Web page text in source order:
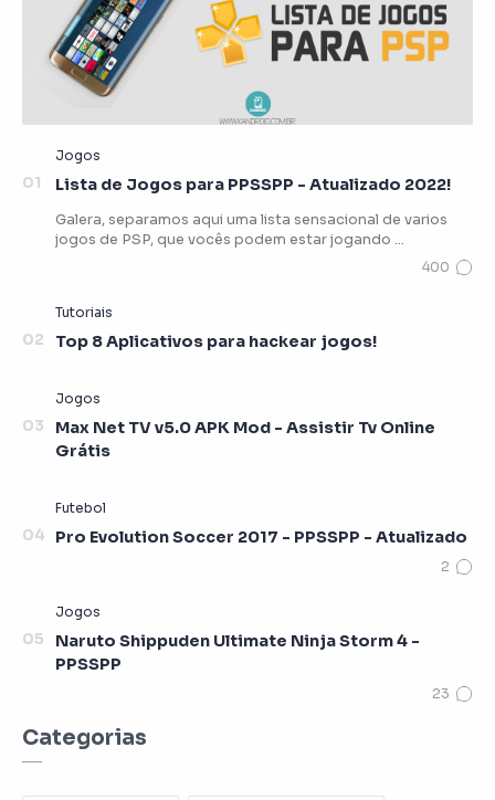
Lista de Jogos para PPSSPP - Atualizado 2022!
Galera, separamos aqui uma lista sensacional de varios
jogos de PSP, que vocês podem estar jogando …
Top 8 Aplicativos para hackear jogos!
Max Net TV v5.0 APK Mod - Assistir Tv Online
Grátis
Pro Evolution Soccer 2017 - PPSSPP - Atualizado
Naruto Shippuden Ultimate Ninja Storm 4 -
PPSSPP
Categorias